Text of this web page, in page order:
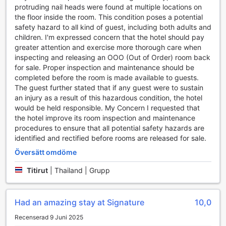
gäster eller bara koppla av med en film. För att ta med dig
en bit av Pattaya hem, besök hotellets present- och
souvenirbutik, där du kan hitta unika minnen från din resa.
Sportanläggningar på Signature Pattaya
Signature Pattaya erbjuder en imponerande uppsättning
sportanläggningar som gör det möjligt för gäster att hålla
sig aktiva och njuta av en hälsosam livsstil under sin
vistelse. Det välutrustade fitnesscentret är gratis för alla
gäster och erbjuder moderna träningsmaskiner samt fria
vikter, vilket gör det enkelt att genomföra både styrke- och
konditionsträning. Oavsett om du är en erfaren atlet eller
nybörjare, kommer du att hitta allt du behöver för att nå
Efter ett svettigt träningspass kan du koppla av i den
inbjudande utomhuspoolen, där du kan simma några
längder eller bara njuta av den svala vattnet under den
thailändska solen. Poolområdet är perfekt för avkoppling
uppfriskande drycker för att ladda batterierna efter
träningen. Här kan du njuta av en svalkande cocktail eller
protruding nail heads were found at multiple locations on
the floor inside the room. This condition poses a potential
safety hazard to all kind of guest, including both adults and
children. I'm expressed concern that the hotel should pay
greater attention and exercise more thorough care when
inspecting and releasing an OOO (Out of Order) room back
for sale. Proper inspection and maintenance should be
completed before the room is made available to guests.
The guest further stated that if any guest were to sustain
an injury as a result of this hazardous condition, the hotel
would be held responsible. My Concern I requested that
the hotel improve its room inspection and maintenance
procedures to ensure that all potential safety hazards are
identified and rectified before rooms are released for sale.
Översätt omdöme
Titirut Thailand | Grupp
Had an amazing stay at Signature 10,0
Recenserad 9 Juni 2025